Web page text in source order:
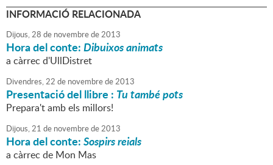
INFORMACIÓ RELACIONADA
Dijous,28 de novembrede2013
Hora del conte:Dibuixos animats
a càrrec d'UllDistret
Divendres,22 de novembrede2013
Presentació del llibre : Tu també pots
Prepara't amb els millors!
Dijous,21 de novembrede2013
Hora del conte:Sospirs reials
a càrrec de Mon Mas